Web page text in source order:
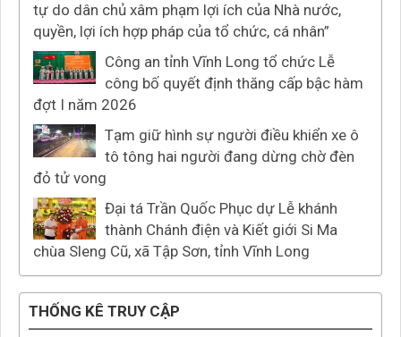
tự do dân chủ xâm phạm lợi ích của Nhà nước,
quyền, lợi ích hợp pháp của tổ chức, cá nhân”
Công an tỉnh Vĩnh Long tổ chức Lễ
công bố quyết định thăng cấp bậc hàm
đợt I năm 2026
Tạm giữ hình sự người điều khiển xe ô
tô tông hai người đang dừng chờ đèn
đỏ tử vong
Đại tá Trần Quốc Phục dự Lễ khánh
thành Chánh điện và Kiết giới Si Ma
chùa Sleng Cũ, xã Tập Sơn, tỉnh Vĩnh Long
THỐNG KÊ TRUY CẬP